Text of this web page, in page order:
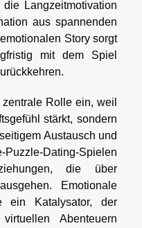
Langzeitmotivation
aus spannenden
Story sorgt
mit dem Spiel
Rolle ein, weil
stärkt, sondern
Austausch und
Puzzle-Dating-Spielen
die über
Emotionale
ein Katalysator, der
Abenteuern